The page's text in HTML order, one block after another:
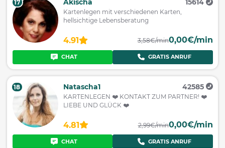
17 Akischa 15614
Kartenlegen mit verschiedenen Karten,
hellsichtige Lebensberatung
4.91 3,58€/min0,00€/min
CHAT GRATIS ANRUF
18 Natascha1 42585
KARTENLEGEN ❤️ KONTAKT ZUM PARTNER! ❤️
LIEBE UND GLÜCK ❤️
4.81 2,99€/min0,00€/min
CHAT GRATIS ANRUF